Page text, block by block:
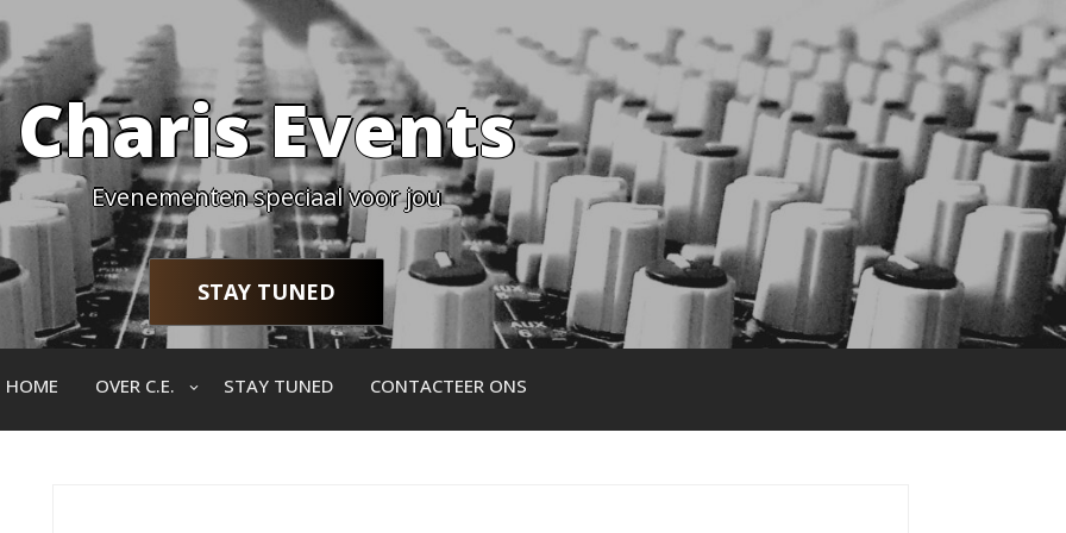
Charis Events
Evenementen speciaal voor jou
STAY TUNED
HOME OVER C.E. STAY TUNED CONTACTEER ONS